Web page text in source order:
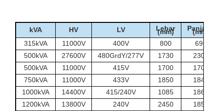
Infrastruktur
pompa, fasilitas transportasi dan
sistem tenaga utilitas publik
kVA HV LV Lebar
(mm) Panjang
(mm)
315kVA
11000V 400V 800
696
500kVA
27600V 480GrdY/277V 1730
2300
500kVA
11000V 415V 1700
1700
750kVA
11000V 433V 1850
1845
1000kVA
14400V 415/240V 1085
1860
1200kVA
13800V 240V 2450
1850